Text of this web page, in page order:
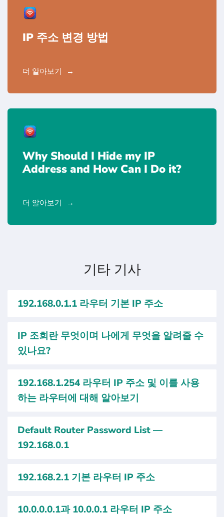
IP 주소 변경 방법
더 알아보기
Why Should I Hide my IP
Address and How Can I Do it?
더 알아보기
기타 기사
192.168.0.1.1 라우터 기본 IP 주소
IP 조회란 무엇이며 나에게 무엇을 알려줄 수
있나요?
192.168.1.254 라우터 IP 주소 및 이를 사용
하는 라우터에 대해 알아보기
Default Router Password List —
192.168.0.1
192.168.2.1 기본 라우터 IP 주소
10.0.0.0.1과 10.0.0.1 라우터 IP 주소